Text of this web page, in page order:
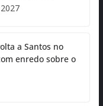
a Santos no
enredo sobre o